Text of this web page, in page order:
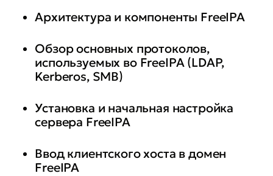
Архитектура и компоненты FreeIPA
Обзор основных протоколов,
используемых во FreeIPA (LDAP,
Kerberos, SMB)
Установка и начальная настройка
сервера FreeIPA
Ввод клиентского хоста в домен
FreeIPA